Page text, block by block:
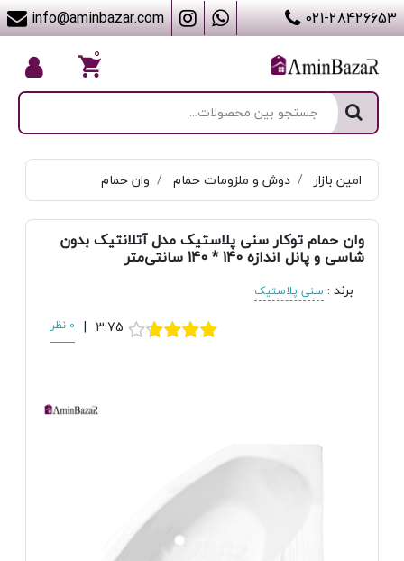
info@aminbazar.com 021-28426653
۰
امین بازار دوش و ملزومات حمام وان حمام
وان حمام توکار سنی پلاستیک مدل آتلانتیک بدون
شاسی و پانل اندازه 140 * 140 سانتی‌متر
برند : سنی پلاستیک
3.75
| 0 نظر